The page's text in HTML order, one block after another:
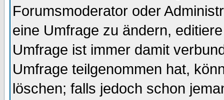
Forumsmoderator oder
eine Umfrage zu ändern,
Umfrage ist immer damit
Umfrage teilgenommen hat,
löschen; falls jedoch schon